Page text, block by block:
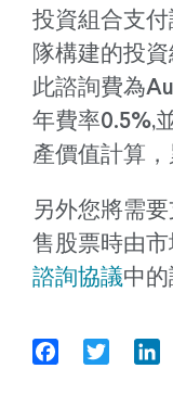
投資組合支
隊構建的投
此諮詢費為
年費率0.5%,
產價值計算，
另外您將需
售股票時由
諮詢協議中的
FacebookTwitter